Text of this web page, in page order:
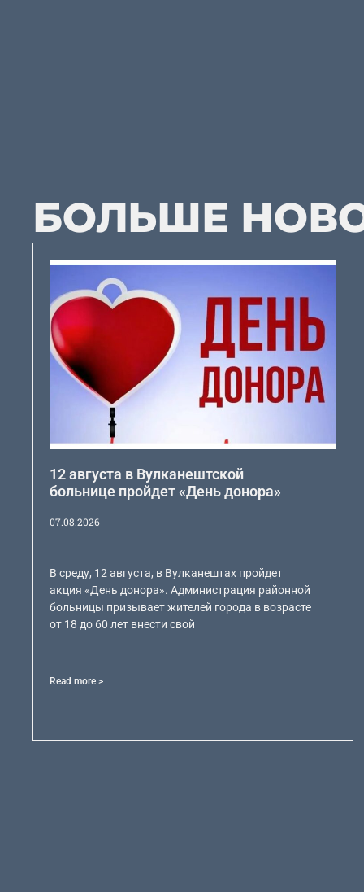
БОЛЬШЕ
12 августа в Вулканештской
больнице пройдет «День донора»
07.08.2026
В среду, 12 августа, в Вулканештах пройдет
акция «День донора». Администрация районной
больницы призывает жителей города в возрасте
от 18 до 60 лет внести свой
Read more >